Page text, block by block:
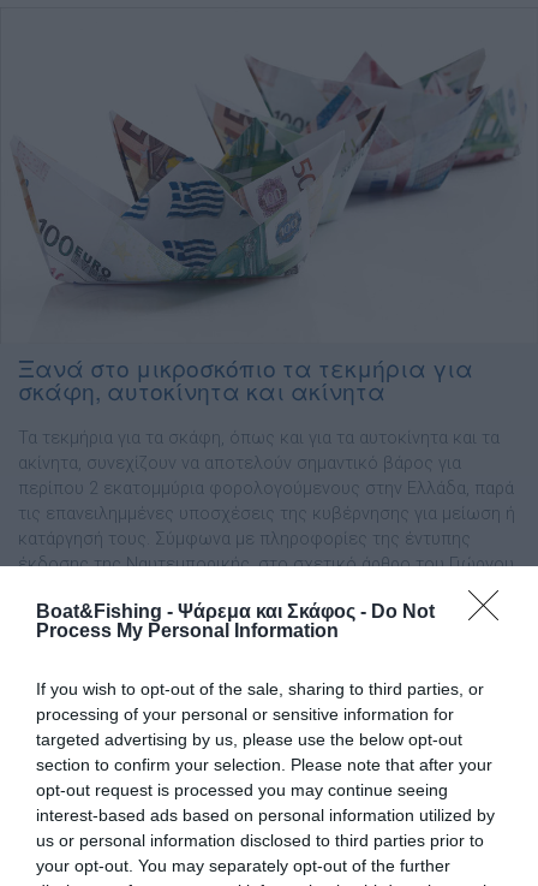
Boat&Fishing - Ψάρεμα και Σκάφος - Do Not
Process My Personal Information
If you wish to opt-out of the sale, sharing to third parties, or
processing of your personal or sensitive information for
targeted advertising by us, please use the below opt-out
section to confirm your selection. Please note that after your
opt-out request is processed you may continue seeing
interest-based ads based on personal information utilized by
us or personal information disclosed to third parties prior to
your opt-out. You may separately opt-out of the further
Ξανά στο μικροσκόπιο τα τεκμήρια για
σκάφη, αυτοκίνητα και ακίνητα
Τα τεκμήρια για τα σκάφη, όπως και για τα αυτοκίνητα και τα
ακίνητα, συνεχίζουν να αποτελούν σημαντικό βάρος για
περίπου 2 εκατομμύρια φορολογούμενους στην Ελλάδα, παρά
τις επανειλημμένες υποσχέσεις της κυβέρνησης για μείωση ή
κατάργησή τους. Σύμφωνα με πληροφορίες της έντυπης
έκδοσης της Ναυτεμπορικής, στο σχετικό άρθρο του Γιώργου